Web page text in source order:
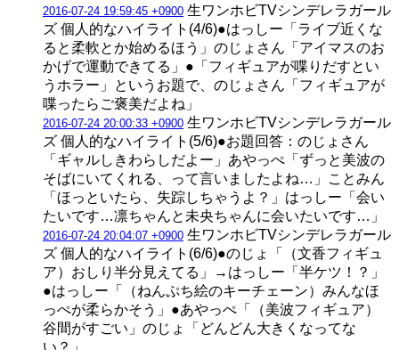
2016-07-24 19:59:45 +0900 生ワンホビTVシンデレラガール
ズ 個人的なハイライト(4/6)●はっしー「ライブ近くな
ると柔軟とか始めるほう」のじょさん「アイマスのお
かげで運動できてる」●「フィギュアが喋りだすとい
うホラー」というお題で、のじょさん「フィギュアが
喋ったらご褒美だよね」
2016-07-24 20:00:33 +0900 生ワンホビTVシンデレラガール
ズ 個人的なハイライト(5/6)●お題回答：のじょさん
「ギャルしきわらしだよー」あやっぺ「ずっと美波の
そばにいてくれる、って言いましたよね…」ことみん
「ほっといたら、失踪しちゃうよ？」はっしー「会い
たいです…凛ちゃんと未央ちゃんに会いたいです…」
2016-07-24 20:04:07 +0900 生ワンホビTVシンデレラガール
ズ 個人的なハイライト(6/6)●のじょ「（文香フィギュ
ア）おしり半分見えてる」→はっしー「半ケツ！？」
●はっしー「（ねんぷち絵のキーチェーン）みんなほ
っぺが柔らかそう」●あやっぺ「（美波フィギュア）
谷間がすごい」のじょ「どんどん大きくなってな
い？」